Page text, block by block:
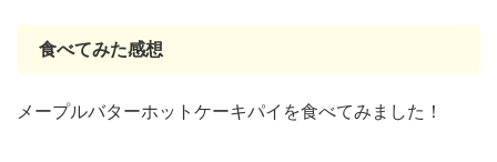
食べてみた感想
メープルバターホットケーキパイを食べてみました！